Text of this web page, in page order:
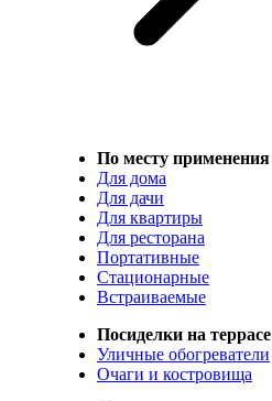
По месту применения
Для дома
Для дачи
Для квартиры
Для ресторана
Портативные
Стационарные
Встраиваемые
Посиделки на террасе
Уличные обогреватели
Очаги и костровища